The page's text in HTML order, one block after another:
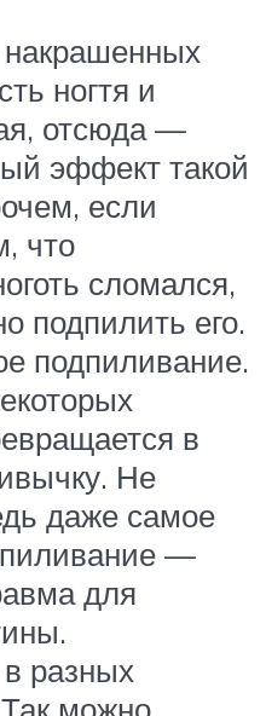
ногтя и
отсюда —
эффект такой
если
что
сломался,
подпилить его.
подпиливание.
в
Не
даже самое
—
для
разных